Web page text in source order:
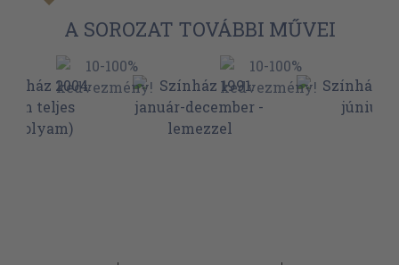
A SOROZAT TOVÁBBI MŰVEI